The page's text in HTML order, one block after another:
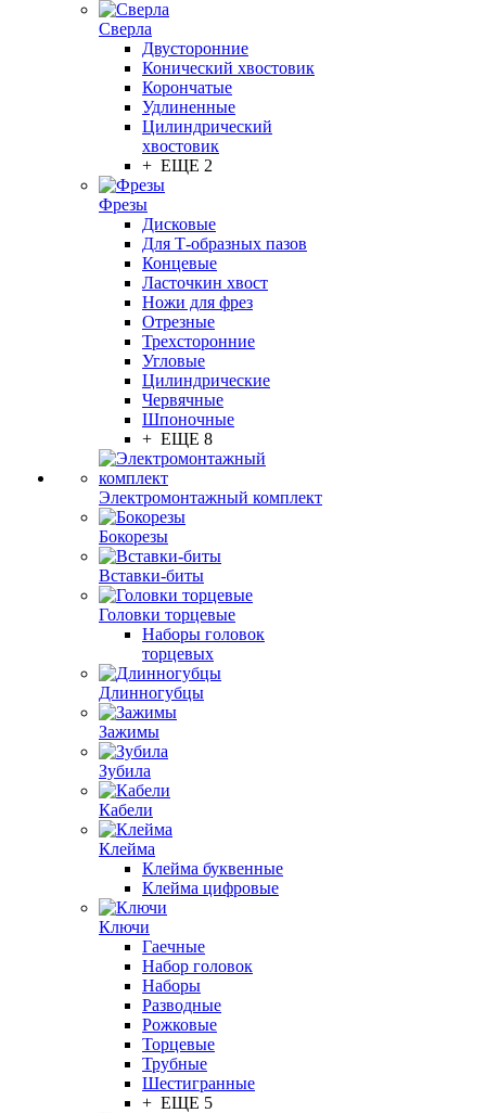
Сверла
Двусторонние
Конический хвостовик
Корончатые
Удлиненные
Цилиндрический
хвостовик
+ ЕЩЕ 2
Фрезы
Дисковые
Для Т-образных пазов
Концевые
Ласточкин хвост
Ножи для фрез
Отрезные
Трехсторонние
Угловые
Цилиндрические
Червячные
Шпоночные
+ ЕЩЕ 8
Электромонтажный комплект
Бокорезы
Вставки-биты
Головки торцевые
Наборы головок
торцевых
Длинногубцы
Зажимы
Зубила
Кабели
Клейма
Клейма буквенные
Клейма цифровые
Ключи
Гаечные
Набор головок
Наборы
Разводные
Рожковые
Торцевые
Трубные
Шестигранные
+ ЕЩЕ 5